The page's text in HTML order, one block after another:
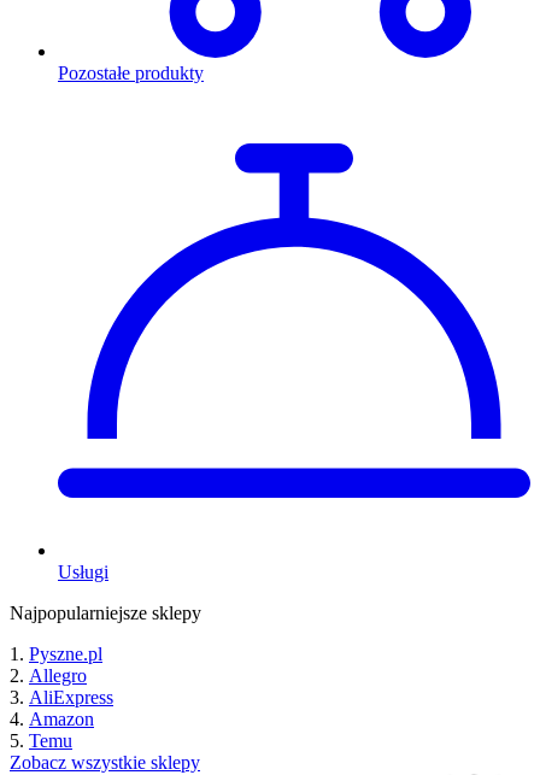
Pozostałe produkty
Usługi
Najpopularniejsze sklepy
Pyszne.pl
Allegro
AliExpress
Amazon
Temu
Zobacz wszystkie sklepy